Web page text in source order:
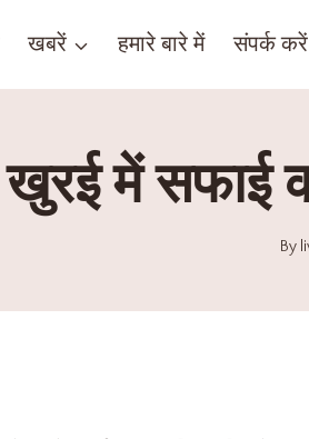
खबरें हमारे बारे में संपर्क करें
खुरई में सफाई
By